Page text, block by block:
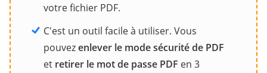
votre fichier PDF.
C'est un outil facile à utiliser. Vous
pouvezenlever le mode sécurité de PDF
et retirer le mot de passe PDF en 3